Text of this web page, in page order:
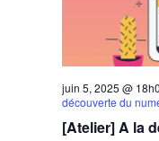
[Atelier] A la
juin 5, 2025 @
découverte du